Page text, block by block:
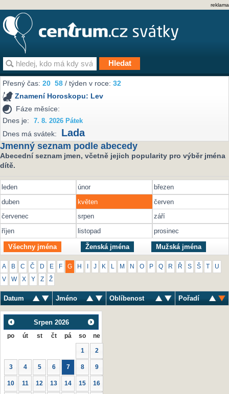
reklama
Přesný čas:20 58 / týden v roce:32
Znamení Horoskopu: Lev
Fáze měsíce:
Dnes je:
7. 8. 2026 Pátek
Dnes má svátek: Lada
Jmenný seznam podle abecedy
Abecední seznam jmen, včetně jejich popularity pro výběr jména
dítě.
leden únor
březen
duben
květen
červen
červenec
srpen
září
říjen
listopad prosinec
Všechny jména Ženská jména Mužská jména
A B C Č D E F G H J K M N O P Q R Ř S Š U
V W X Y Z Ž
Datum Jméno Oblíbenost Pořadí
Srpen 2026
po út st čt pá so ne
1 2
3 4 5 6 7 8 9
10 11 12 13 14 15 16